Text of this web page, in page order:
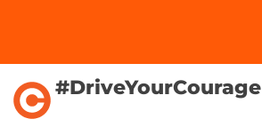
#DriveYourCourage